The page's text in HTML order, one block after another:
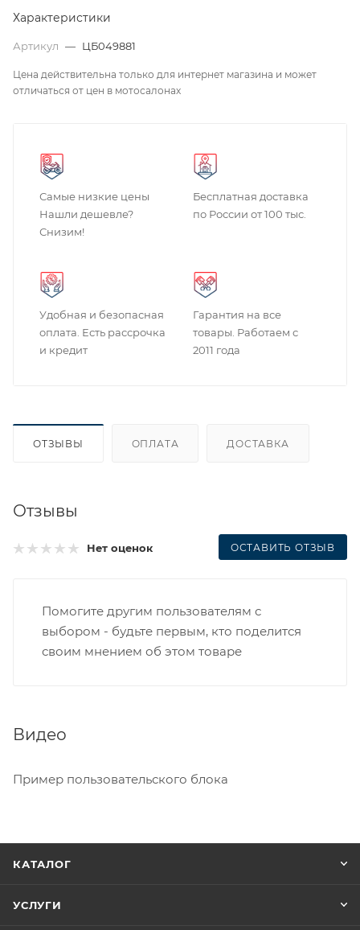
Характеристики
Артикул — ЦБ049881
Цена действительна только для интернет магазина и может
отличаться от цен в мотосалонах
Самые низкие цены
Нашли дешевле?
Снизим!
Бесплатная доставка
по России от 100 тыс.
Удобная и безопасная
оплата. Есть рассрочка
и кредит
Гарантия на все
товары. Работаем с
2011 года
ОТЗЫВЫ ОПЛАТА ДОСТАВКА
Отзывы
Нет оценок ОСТАВИТЬ ОТЗЫВ
Помогите другим пользователям с
выбором - будьте первым, кто поделится
своим мнением об этом товаре
Видео
Пример пользовательского блока
КАТАЛОГ
УСЛУГИ